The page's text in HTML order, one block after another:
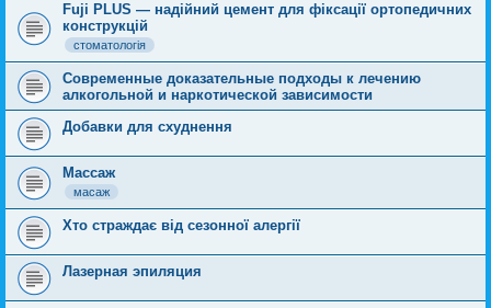
Fuji PLUS — надійний цемент для фіксації ортопедичних
конструкцій
стоматологія
Современные доказательные подходы к лечению
алкогольной и наркотической зависимости
Добавки для схуднення
Массаж
масаж
Хто страждає від сезонної алергії
Лазерная эпиляция